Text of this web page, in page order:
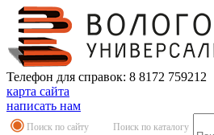
Телефон для справок: 8 8172 759212
карта сайта
написать нам
Поиск по сайту Поиск по каталогу